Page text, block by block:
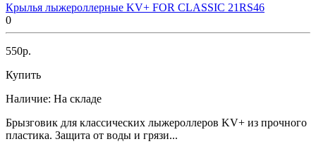
Крылья лыжероллерные KV+ FOR CLASSIC 21RS46
0
550р.
Купить
Наличие: На складе
Брызговик для классических лыжероллеров KV+ из прочного
пластика. Защита от воды и грязи...